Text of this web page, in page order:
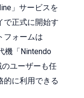
」サービスを
で正式に開始す
フォームは
機「Nintendo
ユーザーも任
的に利用できる